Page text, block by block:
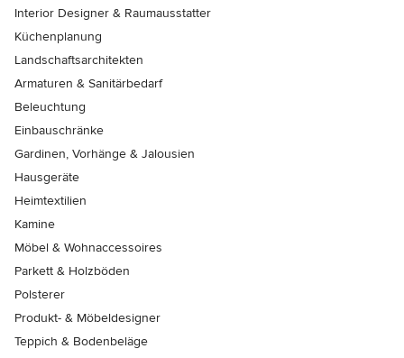
Interior Designer & Raumausstatter
Küchenplanung
Landschaftsarchitekten
Armaturen & Sanitärbedarf
Beleuchtung
Einbauschränke
Gardinen, Vorhänge & Jalousien
Hausgeräte
Heimtextilien
Kamine
Möbel & Wohnaccessoires
Parkett & Holzböden
Polsterer
Produkt- & Möbeldesigner
Teppich & Bodenbeläge